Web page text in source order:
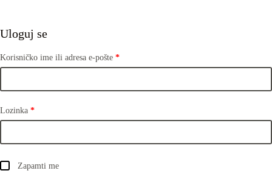
Uloguj se
Korisničko ime ili adresa e-pošte *
Lozinka *
Zapamti me